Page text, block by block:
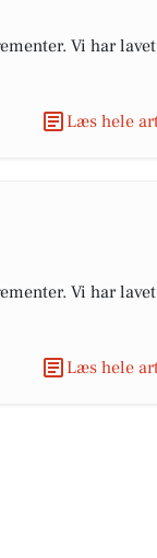
Vi har
Læs hele
Vi har
Læs hele